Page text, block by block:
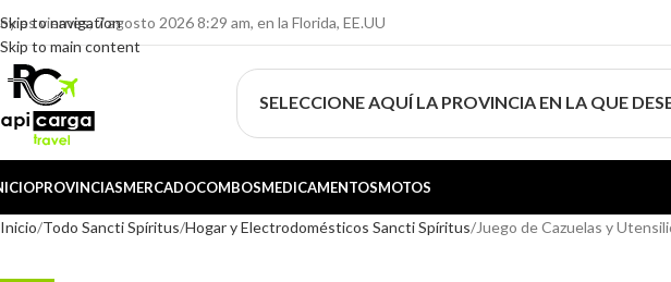
Skip to navigation
Skip to main content
es viernes, 7 agosto 2026 8:29 am, en la Florida, EE.UU
SELECCIONE AQUÍ LA PROVINCIA EN LA QUE
PROVINCIASMERCADOCOMBOSMEDICAMENTOSMOTOS
Inicio Todo Sancti Spíritus Hogar y Electrodomésticos Sancti Spíritus Juego de Cazuelas y